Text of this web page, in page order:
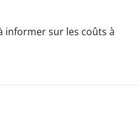
informer sur les coûts à